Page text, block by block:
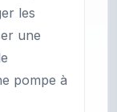
les
une
pompe à